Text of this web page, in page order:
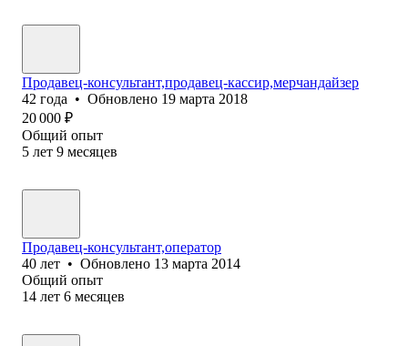
Продавец-консультант,продавец-кассир,мерчандайзер
42 года • Обновлено 19 марта 2018
20 000 ₽
Общий опыт
5 лет 9 месяцев
Продавец-консультант,оператор
40 лет • Обновлено 13 марта 2014
Общий опыт
14 лет 6 месяцев